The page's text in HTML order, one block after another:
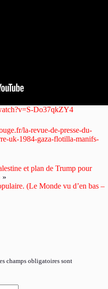
Do37qkZY4
la-revue-de-presse-du-
uk-1984-gaza-flotilla-manifs-
et plan de Trump pour
»
(Le Monde vu d’en bas –
champs obligatoires sont